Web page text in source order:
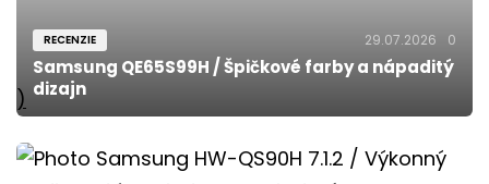
)
RECENZIE 29.07.2026 0
Samsung QE65S99H / Špičkové farby a nápaditý
dizajn